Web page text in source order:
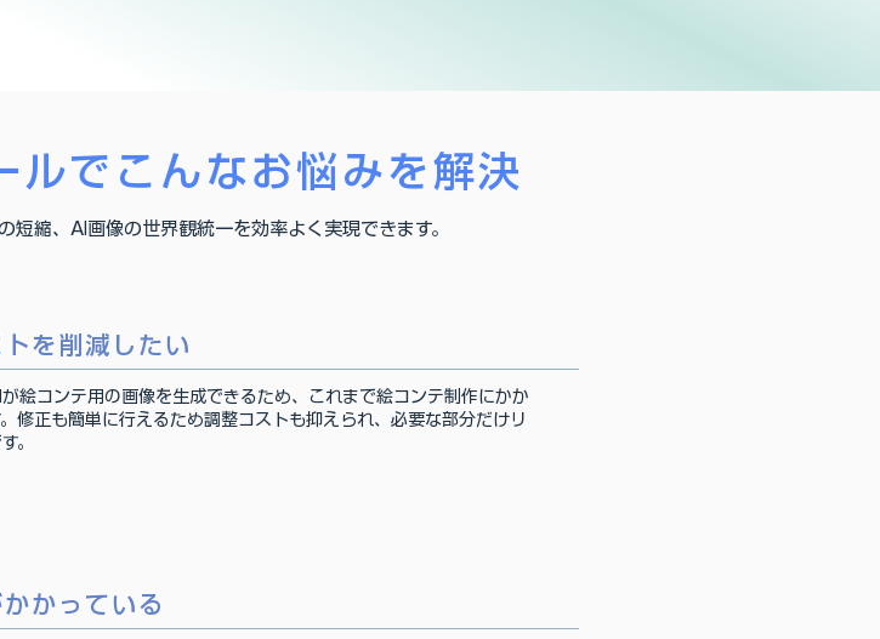
でこんなお悩みを解決
短縮、AI画像の世界観統一を効率よく実現できます。
を削減したい
絵コンテ用の画像を生成できるため、これまで絵コンテ制作にかか
修正も簡単に行えるため調整コストも抑えられ、必要な部分だけリ
。
かっている